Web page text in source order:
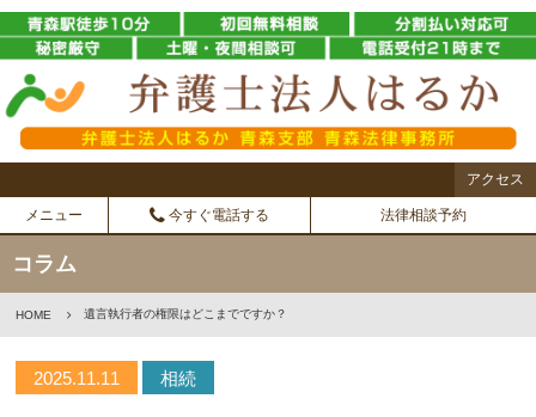
アクセス
メニュー 今すぐ電話する 法律相談予約
コラム
HOME 遺言執行者の権限はどこまでですか？
2025.11.11 相続